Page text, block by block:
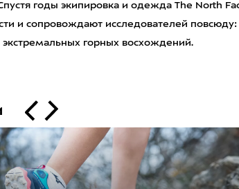
годы экипировка и одежда The North
и сопровождают исследователей повсюду:
горных восхождений.